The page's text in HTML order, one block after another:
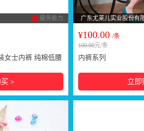
服务能力
女士内裤 纯棉低腰
>
广东尤莱儿实业股份有
¥100.00 /条
100.00元/条
内裤系列
立